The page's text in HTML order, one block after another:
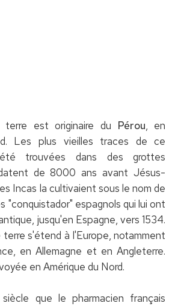
est originaire du Pérou, en
Les plus vieilles traces de ce
trouvées dans des grottes
de 8000 ans avant Jésus-
Incas la cultivaient sous le nom de
"conquistador" espagnols qui lui ont
jusqu'en Espagne, vers 1534.
terre s'étend à l'Europe, notamment
en Allemagne et en Angleterre.
en Amérique du Nord.
que le pharmacien français